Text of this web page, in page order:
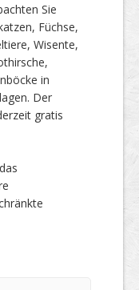
Sie
Füchse,
Wisente,
in
Der
gratis